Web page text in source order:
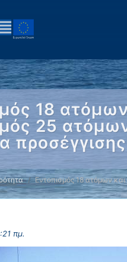
18
25
Εντοπισμός 18 ατόμων
πμ.